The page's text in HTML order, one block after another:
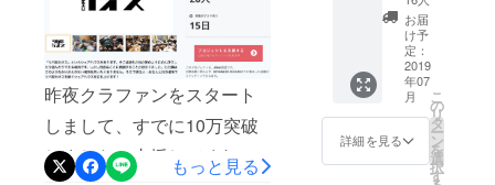
したい。がんばれって言っ
てくれるだけでも僕のやる
気はあがりますし、がんば
ればより良いシェアハウス
になると思うんで、十分な
支援です。ただ初期費用も
ありがとうございます。リ
ターンの支援割合ですが、
2000円のものから10000円
のものまで幅広く売れてお
ります。ただ高めのはまだ
た。
昨夜クラファンをスタート
しまして、すでに10万突破
しました。支援してくれた
もっと見る
・シェ
アハウ
スにあ
なたの
サイン
入り色
紙を飾
れま
す。 ・
色紙は
お届
け予
定：
2019
年07
月
詳細を見る
こ
の
リ
タ
ー
ン
を
選
択
す